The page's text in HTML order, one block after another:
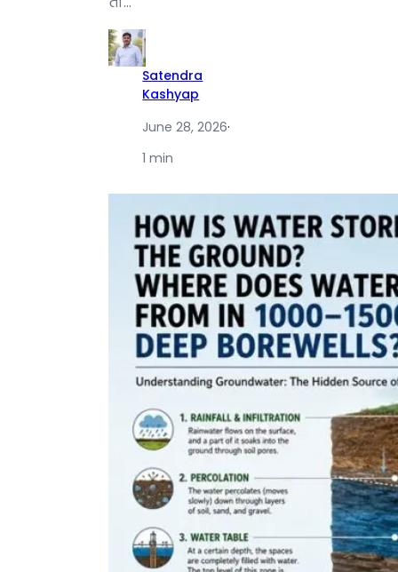
Satendra
Kashyap
June 28, 2026·
1 min